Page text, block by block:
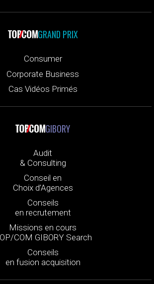
GRAND PRIX
Consumer
Corporate Business
Cas Vidéos Primés
GIBORY
Audit
& Consulting
Conseil en
Choix d’Agences
Conseils
en recrutement
Missions en cours
COM GIBORY Search
Conseils
en fusion acquisition